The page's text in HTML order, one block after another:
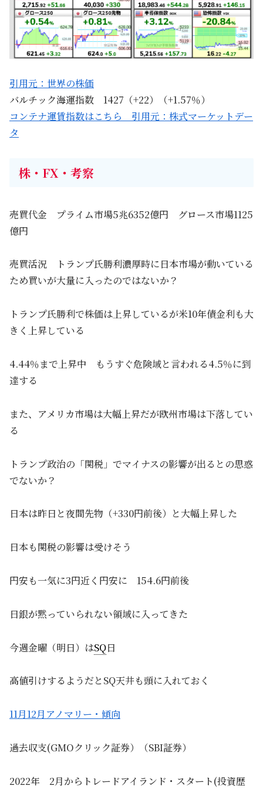
引用元：世界の株価
バルチック海運指数 1427（+22）（+1.57％）
コンテナ運賃指数はこちら 引用元：株式マーケットデー
タ
株・FX・考察
売買代金 プライム市場5兆6352億円 グロース市場1125
億円
売買活況 トランプ氏勝利濃厚時に日本市場が動いている
ため買いが大量に入ったのではないか？
トランプ氏勝利で株価は上昇しているが米10年債金利も大
きく上昇している
4.44％まで上昇中 もうすぐ危険域と言われる4.5％に到
達する
また、アメリカ市場は大幅上昇だが欧州市場は下落してい
る
トランプ政治の「関税」でマイナスの影響が出るとの思惑
でないか？
日本は昨日と夜間先物（+330円前後）と大幅上昇した
日本も関税の影響は受けそう
円安も一気に3円近く円安に 154.6円前後
日銀が黙っていられない領域に入ってきた
今週金曜（明日）はSQ日
高値引けするようだとSQ天井も頭に入れておく
11月12月アノマリー・傾向
過去収支(GMOクリック証券）（SBI証券）
2022年 2月からトレードアイランド・スタート(投資歴